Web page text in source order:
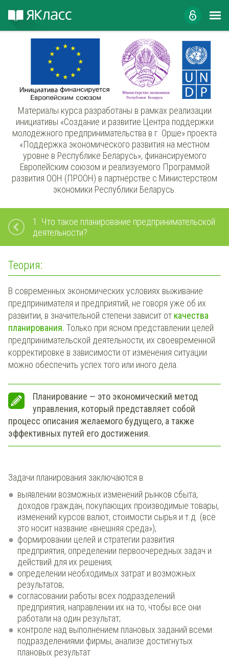
Материалы курса разработаны в рамках реализации
инициативы «Создание и развитие Центра поддержки
молодёжного предпринимательства в г. Орше» проекта
«Поддержка экономического развития на местном
уровне в Республике Беларусь», финансируемого
Европейским союзом и реализуемого Программой
развития ООН (ПРООН) в партнёрстве с Министерством
экономики Республики Беларусь.
1.
Что такое планирование предпринимательской
деятельности?
Теория:
В современных экономических условиях выживание
предпринимателя и предприятий, не говоря уже об их
развитии, в значительной степени зависит от качества
планирования. Только при ясном представлении целей
предпринимательской деятельности, их своевременной
корректировке в зависимости от изменения ситуации
можно обеспечить успех того или иного дела.
Планирование — это экономический метод
управления, который представляет собой
процесс описания желаемого будущего, а также
эффективных путей его достижения.
Задачи планирования заключаются в:
выявлении возможных изменений рынков сбыта,
доходов граждан, покупающих производимые товары,
изменений курсов валют, стоимости сырья и т.д. (всё
это носит название «внешняя среда»);
формировании целей и стратегии развития
предприятия, определении первоочередных задач и
действий для их решения;
определении необходимых затрат и возможных
результатов;
согласовании работы всех подразделений
предприятия, направлении их на то, чтобы все они
работали на один результат;
контроле над выполнением плановых заданий всеми
подразделениями фирмы, анализе достигнутых
плановых результат